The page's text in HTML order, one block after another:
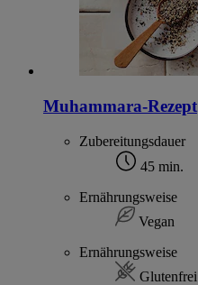
Muhammara-Rezept
Zubereitungsdauer
45 min.
Ernährungsweise
Vegan
Ernährungsweise
Glutenfrei